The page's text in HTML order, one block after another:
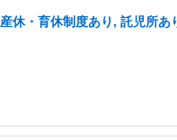
休・育休制度あり, 託児所あ